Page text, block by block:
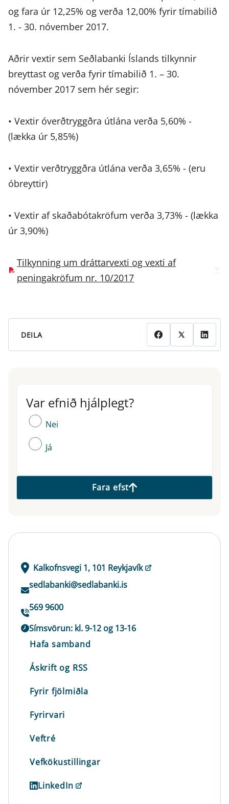
og fara úr 12,25% og verða 12,00% fyrir tímabilið
1. - 30. nóvember 2017.
Aðrir vextir sem Seðlabanki Íslands tilkynnir
breyttast og verða fyrir tímabilið 1. – 30.
nóvember 2017 sem hér segir:
• Vextir óverðtryggðra útlána verða 5,60% -
(lækka úr 5,85%)
• Vextir verðtryggðra útlána verða 3,65% - (eru
óbreyttir)
• Vextir af skaðabótakröfum verða 3,73% - (lækka
úr 3,90%)
Tilkynning um dráttarvexti og vexti af
peningakröfum nr. 10/2017
DEILA
Var efnið hjálplegt?
Var efnið hjálplegt?
Nei
Já
Fara efst
Kalkofnsvegi 1, 101 Reykjavík
sedlabanki@sedlabanki.is
569 9600
Símsvörun: kl. 9-12 og 13-16
Hafa samband
Áskrift og RSS
Fyrir fjölmiðla
Fyrirvari
Veftré
Vefkökustillingar
LinkedIn